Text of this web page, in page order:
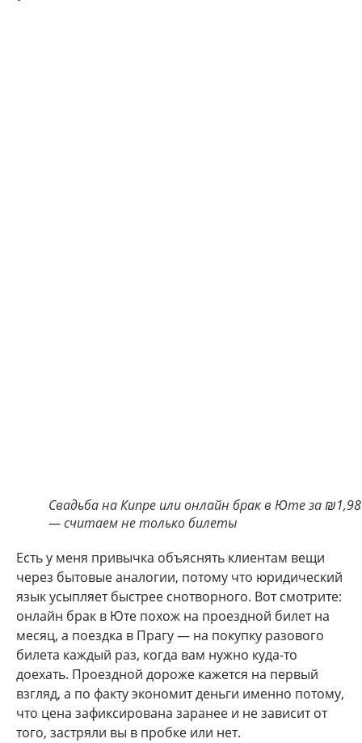
Свадьба на Кипре или онлайн брак в Юте за
— считаем не только билеты
Есть у меня привычка объяснять клиентам вещи
через бытовые аналогии, потому что юридический
язык усыпляет быстрее снотворного. Вот смотрите:
онлайн брак в Юте похож на проездной билет на
месяц, а поездка в Прагу — на покупку разового
билета каждый раз, когда вам нужно куда-то
доехать. Проездной дороже кажется на первый
взгляд, а по факту экономит деньги именно потому,
что цена зафиксирована заранее и не зависит от
того, застряли вы в пробке или нет.